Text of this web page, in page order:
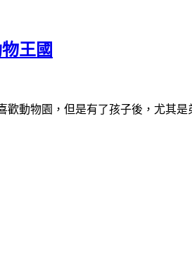
王國
動物園，但是有了孩子後，尤其